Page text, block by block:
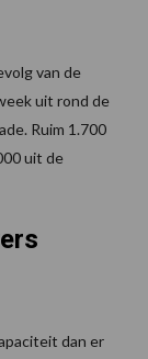
van de
uit rond de
Ruim 1.700
uit de
dan er